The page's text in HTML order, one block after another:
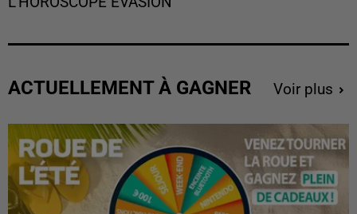
ACTUELLEMENT À GAGNER Voir plus